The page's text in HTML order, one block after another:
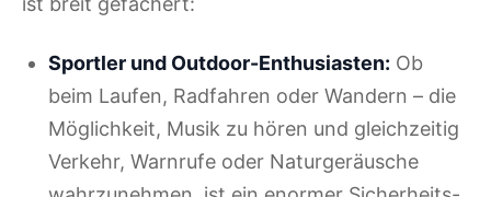
Sportler und Outdoor-Enthusiasten: Ob
beim Laufen, Radfahren oder Wandern – die
Möglichkeit, Musik zu hören und gleichzeitig
Verkehr, Warnrufe oder Naturgeräusche